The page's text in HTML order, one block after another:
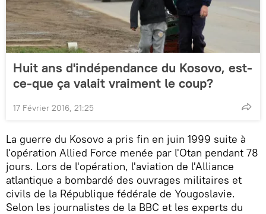
Huit ans d'indépendance du Kosovo, est-
ce-que ça valait vraiment le coup?
17 Février 2016, 21:25
La guerre du Kosovo a pris fin en juin 1999 suite à
l'opération Allied Force menée par l'Otan pendant 78
jours. Lors de l'opération, l'aviation de l'Alliance
atlantique a bombardé des ouvrages militaires et
civils de la République fédérale de Yougoslavie.
Selon les journalistes de la BBC et les experts du